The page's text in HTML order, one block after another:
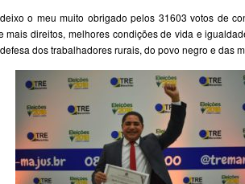
o meu muito obrigado pelos 31603 votos de
mais direitos, melhores condições de vida e
dos trabalhadores rurais, do povo negro e das